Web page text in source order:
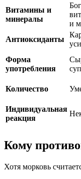
Витамины и
минералы
и
Антиоксиданты
Форма
употребления
Количество
Индивидуальная
реакция
Кому
Хотя морковь